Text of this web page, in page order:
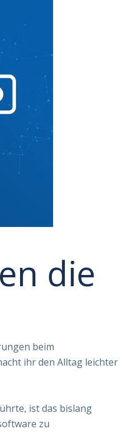
die
beim
ihr den Alltag leichter
ist das bislang
zu